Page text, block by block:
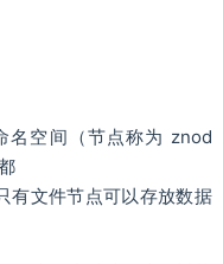
名空间（节点称为 znod
有文件节点可以存放数据